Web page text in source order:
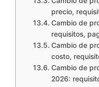
precio,
Cambio de
requisitos,
Cambio de
costo,
Cambio de
2026: